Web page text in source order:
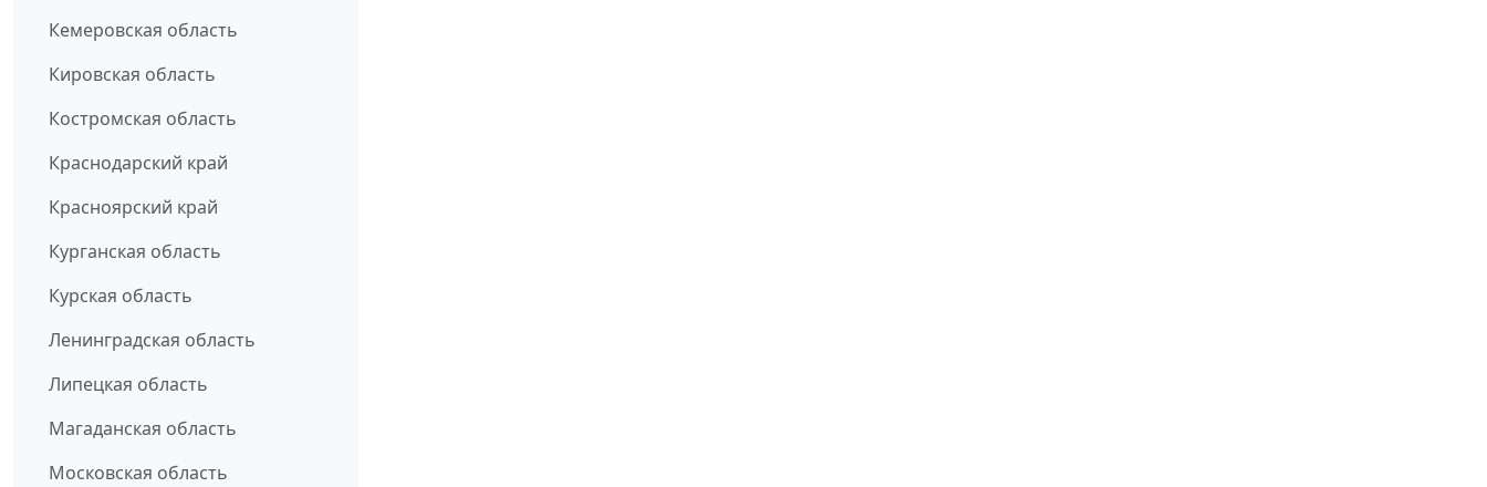
Кемеровская область
Кировская область
Костромская область
Краснодарский край
Красноярский край
Курганская область
Курская область
Ленинградская область
Липецкая область
Магаданская область
Московская область